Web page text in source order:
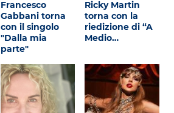
Francesco
Gabbani torna
con il singolo
"Dalla mia
parte"
Ricky Martin
torna con la
riedizione di “A
Medio…